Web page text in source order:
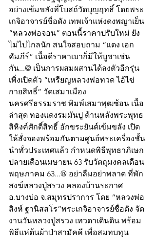
อย่างเข้มขลังที่โบสถ์วัดบุญฤทธิ์ โดยพระ
เกจิอาจารย์ชื่อดัง เทพเจ้าแห่งดงพญาเย็น
“หลวงพ่อจอน” ตอนนี้ราคาปรับใหม่ ยัง
ไม่ไปไกลนัก สนใจสอบถาม “แดง เอก
คัมภีร์” เนื้อดีราคาเบาก็มีให้บูชาเช่น
กัน...@ เป็นการผสมผสานได้ลงตัวอีกรุ่น
เพิ่งเปิดตัว “เหรียญหลวงพ่อทวด ไอ้ไข่
กายสิทธิ์” วัดเสมาเมือง
นครศรีธรรมราช พิมพ์เสมาพุฒซ้อน เนื้อ
ล่าสุด ทองแดงรมมันปู ด้านหลังพระพุทธ
สิหิงค์ศักดิ์สิทธิ์ อักขระยันต์เข้มขลัง เปิด
ให้สั่งจองพร้อมกันตามศูนย์พระเครื่องชั้น
นำทั่วประเทศแล้ว กำหนดพิธีพุทธาภิเษก
ปลายเดือนเมษายน 63 รับวัตถุมงคลเดือน
พฤษภาคม 63...@ อย่าลืมอย่าพลาด ที่พัก
สงฆ์หลวงปู่สรวง คลองบ้านระกาศ
อ.บางบ่อ จ.สมุทรปราการ โดย “หลวงพ่อ
สิงห์ ฐานิสสโร”พระเกจิอาจารย์ชื่อดัง จัด
งานวันหลวงปู่สรวง เทวดาเดินดิน พร้อม
พิธีแห่ต้นผ้าป่าสามัคคี เพื่อสมทบทุน